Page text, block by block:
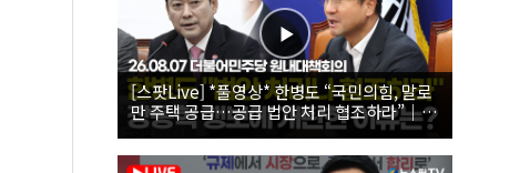
[스팟Live] *풀영상* 한병도 “국민의힘, 말로
만 주택 공급…공급 법안 처리 협조하라”｜
26.08.07 더불어민주당 원내대책회의